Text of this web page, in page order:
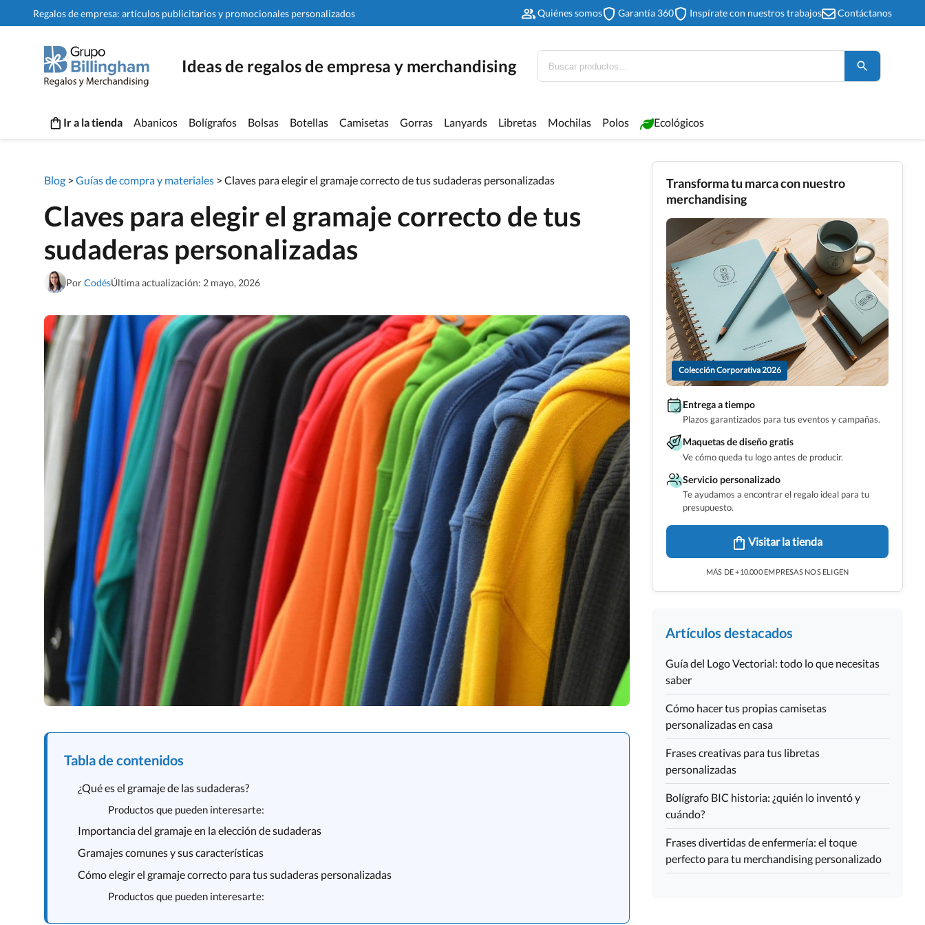
Regalos de empresa: artículos publicitarios y promocionales personalizados Quiénes somos Garantía 360 Inspírate con nuestros trabajos Contáctanos
Ideas de regalos de empresa y merchandising
Ir a la tienda Abanicos Bolígrafos Bolsas Botellas Camisetas Gorras Lanyards Libretas Mochilas Polos Ecológicos
Blog > Guías de compra y materiales > Claves para elegir el gramaje correcto de tus sudaderas personalizadas
Claves para elegir el gramaje correcto de tus
sudaderas personalizadas
PorCodésÚltima actualización: 2 mayo, 2026
Tabla de contenidos
¿Qué es el gramaje de las sudaderas?
Productos que pueden interesarte:
Importancia del gramaje en la elección de sudaderas
Gramajes comunes y sus características
Cómo elegir el gramaje correcto para tus sudaderas personalizadas
Productos que pueden interesarte:
Transforma tu marca con nuestro
merchandising
Colección Corporativa 2026
Entrega a tiempo
Plazos garantizados para tus eventos y campañas.
Maquetas de diseño gratis
Ve cómo queda tu logo antes de producir.
Servicio personalizado
Te ayudamos a encontrar el regalo ideal para tu
presupuesto.
Visitar la tienda
MÁS DE +10.000 EMPRESAS NOS ELIGEN
Artículos destacados
Guía del Logo Vectorial: todo lo que necesitas
saber
Cómo hacer tus propias camisetas
personalizadas en casa
Frases creativas para tus libretas
personalizadas
Bolígrafo BIC historia: ¿quién lo inventó y
cuándo?
Frases divertidas de enfermería: el toque
perfecto para tu merchandising personalizado